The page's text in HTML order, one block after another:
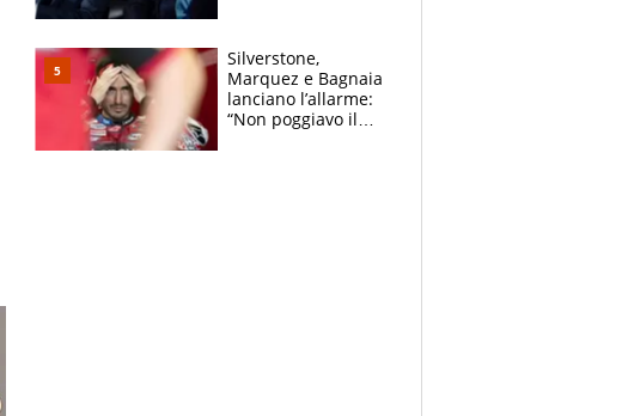
Silverstone,
Marquez e Bagnaia
lanciano l’allarme:
“Non poggiavo il